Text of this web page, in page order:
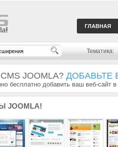
ГЛАВНАЯ
Тематика:
JOOMLA? ДОБАВЬТЕ
бесплатно добавить ваш веб-сайт